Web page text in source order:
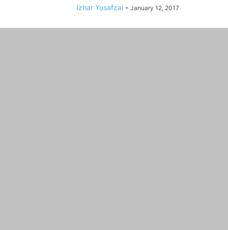
Izhar Yusafzai - January 12, 2017